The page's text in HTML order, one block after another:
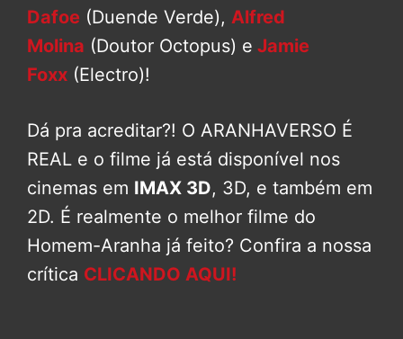
Dafoe (Duende Verde), Alfred
Molina (Doutor Octopus) e Jamie
Foxx (Electro)!
Dá pra acreditar?! O ARANHAVERSO É
REAL e o filme já está disponível nos
cinemas em IMAX 3D, 3D, e também em
2D. É realmente o melhor filme do
Homem-Aranha já feito? Confira a nossa
crítica CLICANDO AQUI!